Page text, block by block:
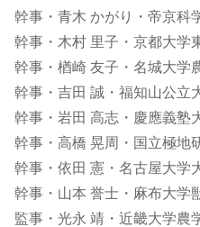
幹事・青木 かがり・帝京科
幹事・木村 里子・京都大学
幹事・楢崎 友子・名城大学
幹事・吉田 誠・福知山公立
幹事・岩田 高志・慶應義塾
幹事・高橋 晃周・国立極地
幹事・依田 憲・名古屋大学
幹事・山本 誉士・麻布大学
監事・光永 靖・近畿大学農